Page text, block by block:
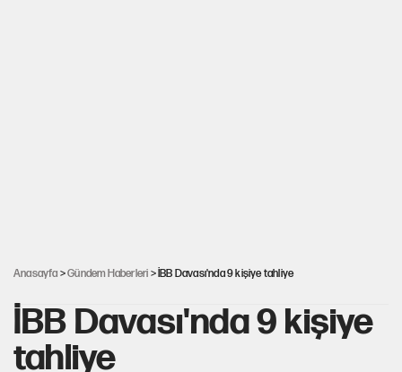
Anasayfa >Gündem Haberleri > İBB Davası'nda 9 kişiye tahliye
İBB Davası'nda 9 kişiye
tahliye